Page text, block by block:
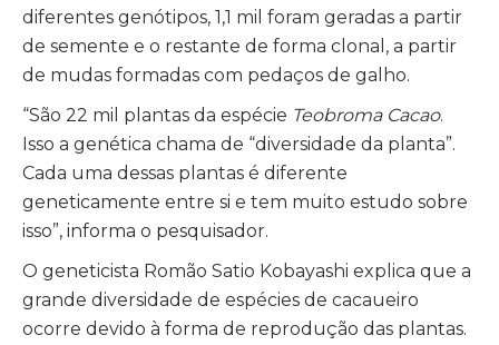
diferentes genótipos, 1,1 mil foram geradas a partir
de semente e o restante de forma clonal, a partir
de mudas formadas com pedaços de galho.
“São 22 mil plantas da espécie Teobroma Cacao.
Isso a genética chama de “diversidade da planta”.
Cada uma dessas plantas é diferente
geneticamente entre si e tem muito estudo sobre
isso”, informa o pesquisador.
O geneticista Romão Satio Kobayashi explica que a
grande diversidade de espécies de cacaueiro
ocorre devido à forma de reprodução das plantas.